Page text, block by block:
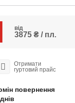
від
3875 ₴ / пл.
Отримати
гуртовий прайс
повернення